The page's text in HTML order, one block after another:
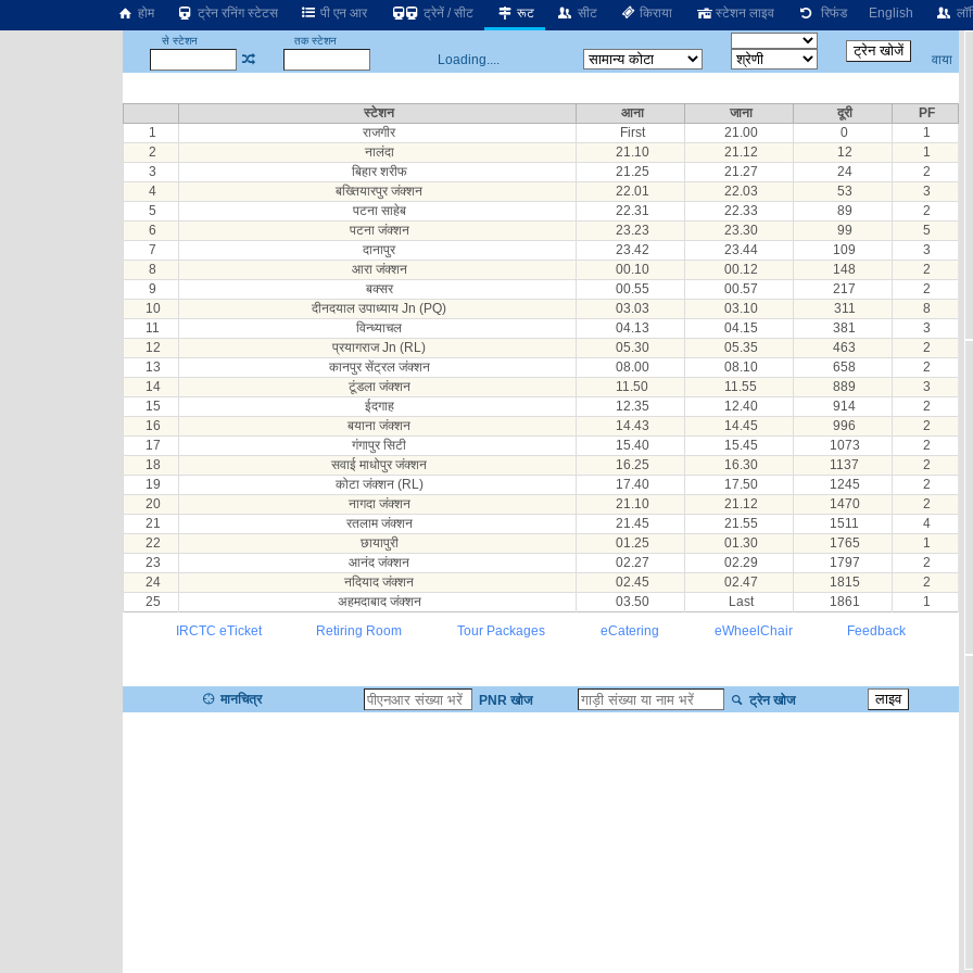
होम ट्रेन रनिंग स्टेटस पी एन आर ट्रेनें / सीट रूट सीट किराया स्टेशन लाइव रिफंड English
से स्टेशन तक स्टेशन
Loading.... वाया
स्टेशन आना जाना दूरी
PF
1
राजगीर First 21.00 0
1
2
नालंदा 21.10 21.12 12
1
3
बिहार शरीफ 21.25 21.27 24
2
4
बख्तियारपुर जंक्शन 22.01 22.03 53
3
5
पटना साहेब 22.31 22.33 89
2
6
पटना जंक्शन 23.23 23.30 99
5
7
दानापुर 23.42 23.44 109
3
8
आरा जंक्शन 00.10 00.12 148
2
9
बक्सर 00.55 00.57 217
2
10
दीनदयाल उपाध्याय Jn (PQ) 03.03 03.10 311
8
11
विन्ध्याचल 04.13 04.15 381
3
12
प्रयागराज Jn (RL) 05.30 05.35 463
2
13
कानपुर सेंट्रल जंक्शन 08.00 08.10 658
2
14
टूंडला जंक्शन 11.50 11.55 889
3
15
ईदगाह 12.35 12.40 914
2
16
बयाना जंक्शन 14.43 14.45 996
2
17
गंगापुर सिटी 15.40 15.45 1073
2
18
सवाई माधोपुर जंक्शन 16.25 16.30 1137
2
19
कोटा जंक्शन (RL) 17.40 17.50 1245
2
20
नागदा जंक्शन 21.10 21.12 1470
2
21
रतलाम जंक्शन 21.45 21.55 1511
4
22
छायापुरी 01.25 01.30 1765
1
23
आनंद जंक्शन 02.27 02.29 1797
2
24
नदियाद जंक्शन 02.45 02.47 1815
2
25
अहमदाबाद जंक्शन 03.50 Last 1861
1
IRCTC eTicket
Retiring Room Tour Packages eCatering eWheelChair Feedback
मानचित्र PNR खोज ट्रेन खोज